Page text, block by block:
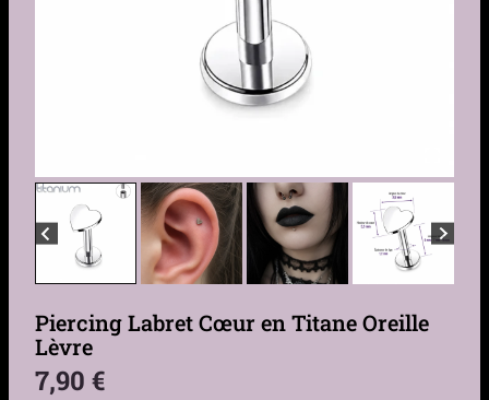
Piercing Labret Cœur en Titane Oreille
Lèvre
7,90 €